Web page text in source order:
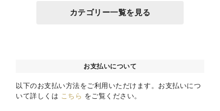
カテゴリー一覧を見る
お支払いについて
以下のお支払い方法をご利用いただけます。お支払いにつ
いて詳しくは こちら をご覧ください。